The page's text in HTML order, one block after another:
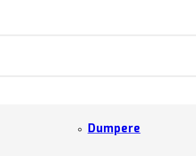
Dumpere